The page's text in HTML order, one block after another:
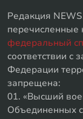
Редакция
перечисленные
федеральный
соответствии с
Федерации
запрещена:
01. «Высший
Объединенных